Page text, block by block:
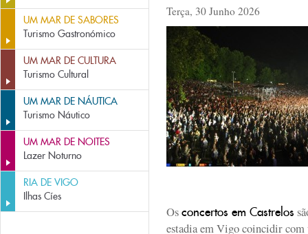
UM MAR DE SABORES
Turismo Gastronómico
UM MAR DE CULTURA
Turismo Cultural
UM MAR DE NÁUTICA
Turismo Náutico
UM MAR DE NOITES
Lazer Noturno
RIA DE VIGO
Ilhas Cíes
Terça, 30 Junho 2026
Osconcertos em Castrelos
estadia em Vigo coincidir com